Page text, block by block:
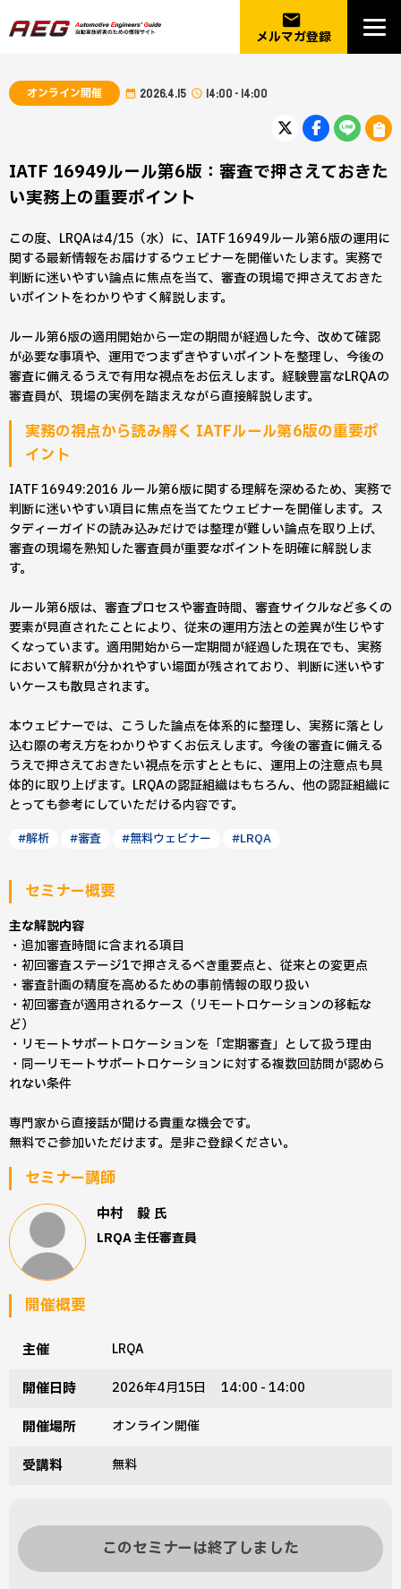
email
メルマガ登録
オンライン開催 2026.4.15 14:00 - 14:00
IATF 16949ルール第6版：審査で押さえておきた
い実務上の重要ポイント
この度、LRQAは4/15（水）に、IATF 16949ルール第6版の運用に
関する最新情報をお届けするウェビナーを開催いたします。実務で
判断に迷いやすい論点に焦点を当て、審査の現場で押さえておきた
いポイントをわかりやすく解説します。
ルール第6版の適用開始から一定の期間が経過した今、改めて確認
が必要な事項や、運用でつまずきやすいポイントを整理し、今後の
審査に備えるうえで有用な視点をお伝えします。経験豊富なLRQAの
審査員が、現場の実例を踏まえながら直接解説します。
実務の視点から読み解く IATFルール第6版の重要ポ
イント
IATF 16949:2016 ルール第6版に関する理解を深めるため、実務で
判断に迷いやすい項目に焦点を当てたウェビナーを開催します。ス
タディーガイドの読み込みだけでは整理が難しい論点を取り上げ、
審査の現場を熟知した審査員が重要なポイントを明確に解説しま
す。
ルール第6版は、審査プロセスや審査時間、審査サイクルなど多くの
要素が見直されたことにより、従来の運用方法との差異が生じやす
くなっています。適用開始から一定期間が経過した現在でも、実務
において解釈が分かれやすい場面が残されており、判断に迷いやす
いケースも散見されます。
本ウェビナーでは、こうした論点を体系的に整理し、実務に落とし
込む際の考え方をわかりやすくお伝えします。今後の審査に備える
うえで押さえておきたい視点を示すとともに、運用上の注意点も具
体的に取り上げます。LRQAの認証組織はもちろん、他の認証組織に
とっても参考にしていただける内容です。
#解析 #審査 #無料ウェビナー #LRQA
セミナー概要
主な解説内容
・追加審査時間に含まれる項目
・初回審査ステージ1で押さえるべき重要点と、従来との変更点
・審査計画の精度を高めるための事前情報の取り扱い
・初回審査が適用されるケース（リモートロケーションの移転な
ど）
・リモートサポートロケーションを「定期審査」として扱う理由
・同一リモートサポートロケーションに対する複数回訪問が認めら
れない条件
専門家から直接話が聞ける貴重な機会です。
無料でご参加いただけます。是非ご登録ください。
セミナー講師
中村 毅 氏
LRQA 主任審査員
開催概要
主催 LRQA
開催日時 2026年4月15日 14:00 - 14:00
開催場所 オンライン開催
受講料 無料
このセミナーは終了しました